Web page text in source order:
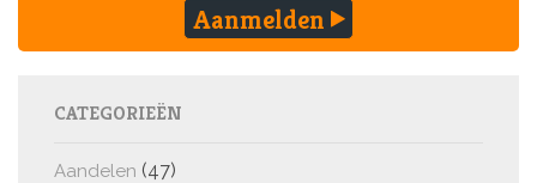
Aanmelden
CATEGORIEËN
Aandelen (47)